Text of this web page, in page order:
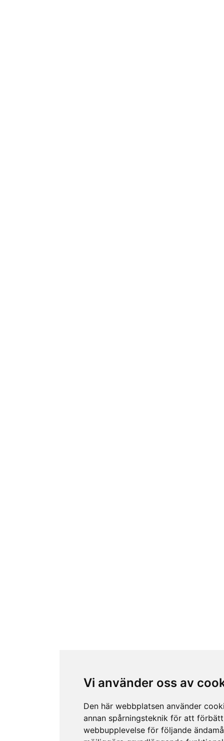
Vi använder oss av
Den här webbplatsen använder
annan spårningsteknik för att
webbupplevelse för följande